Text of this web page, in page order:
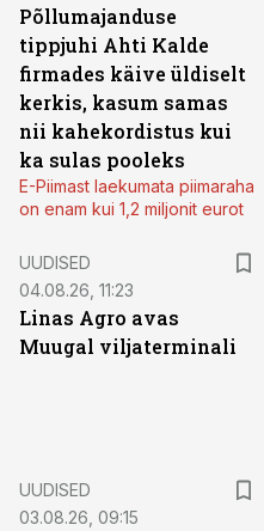
Põllumajanduse
tippjuhi Ahti Kalde
firmades käive üldiselt
kerkis, kasum samas
nii kahekordistus kui
ka sulas pooleks
E-Piimast laekumata piimaraha
on enam kui 1,2 miljonit eurot
UUDISED
04.08.26, 11:23
Linas Agro avas
Muugal viljaterminali
UUDISED
03.08.26, 09:15